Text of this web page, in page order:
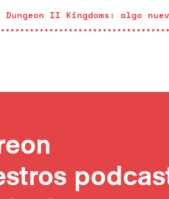
Dungeon II Kingdoms: algo